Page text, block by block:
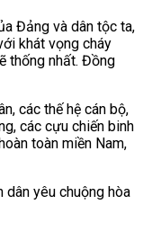
Đảng và dân tộc ta,
khát vọng cháy
thống nhất. Đồng
các thế hệ cán bộ,
các cựu chiến binh
toàn miền Nam,
dân yêu chuộng hòa